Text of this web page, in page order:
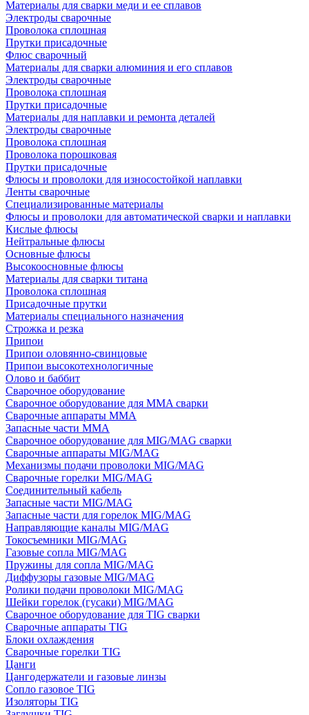
Материалы для сварки меди и ее сплавов
Электроды сварочные
Проволока сплошная
Прутки присадочные
Флюс сварочный
Материалы для сварки алюминия и его сплавов
Электроды сварочные
Проволока сплошная
Прутки присадочные
Материалы для наплавки и ремонта деталей
Электроды сварочные
Проволока сплошная
Проволока порошковая
Прутки присадочные
Флюсы и проволоки для износостойкой наплавки
Ленты сварочные
Специализированные материалы
Флюсы и проволоки для автоматической сварки и наплавки
Кислые флюсы
Нейтральные флюсы
Основные флюсы
Высокоосновные флюсы
Материалы для сварки титана
Проволока сплошная
Присадочные прутки
Материалы специального назначения
Строжка и резка
Припои
Припои оловянно-свинцовые
Припои высокотехнологичные
Олово и баббит
Сварочное оборудование
Сварочное оборудование для MMA сварки
Сварочные аппараты MMA
Запасные части MMA
Сварочное оборудование для MIG/MAG сварки
Сварочные аппараты MIG/MAG
Механизмы подачи проволоки MIG/MAG
Сварочные горелки MIG/MAG
Соединительный кабель
Запасные части MIG/MAG
Запасные части для горелок MIG/MAG
Направляющие каналы MIG/MAG
Токосъемники MIG/MAG
Газовые сопла MIG/MAG
Пружины для сопла MIG/MAG
Диффузоры газовые MIG/MAG
Ролики подачи проволоки MIG/MAG
Шейки горелок (гусаки) MIG/MAG
Сварочное оборудование для TIG сварки
Сварочные аппараты TIG
Блоки охлаждения
Сварочные горелки TIG
Цанги
Цангодержатели и газовые линзы
Сопло газовое TIG
Изоляторы TIG